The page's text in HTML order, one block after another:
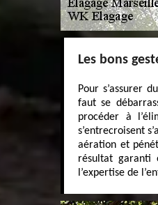
Les bons
Pour s’assurer
faut se
procéder à
s’entrecroisent
aération et
résultat garanti
l’expertise de